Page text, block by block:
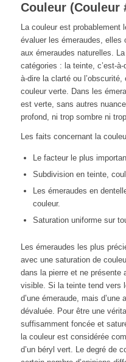
Couleur (Couleur
La couleur est probablement
évaluer les émeraudes, elles
aux émeraudes naturelles.
catégories : la teinte, c’est-
à-dire la clarté ou
couleur verte. Dans les
est verte, sans autres
profond, ni trop sombre ni
Les faits concernant la
Le facteur le plus
Subdivision en teinte,
Les émeraudes en
couleur.
Saturation uniforme sur
Les émeraudes les plus
avec une saturation de
dans la pierre et ne présente
visible. Si la teinte tend vers
d’une émeraude, mais
dévaluée. Pour être une
suffisamment foncée et
la couleur est considérée
d’un béryl vert. Le degré de